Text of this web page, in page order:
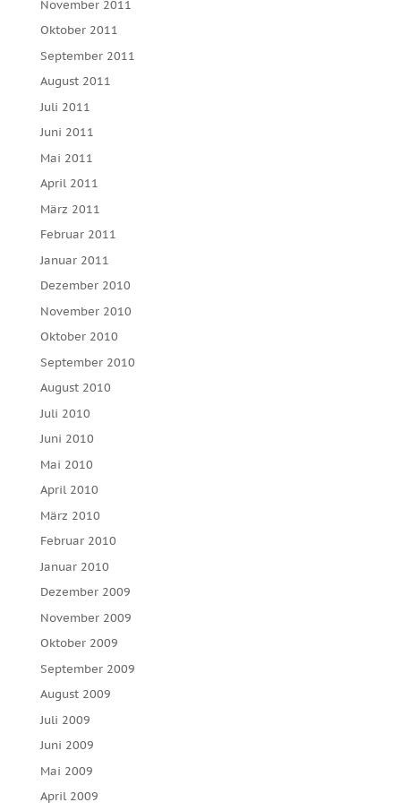
November 2011
Oktober 2011
September 2011
August 2011
Juli 2011
Juni 2011
Mai 2011
April 2011
März 2011
Februar 2011
Januar 2011
Dezember 2010
November 2010
Oktober 2010
September 2010
August 2010
Juli 2010
Juni 2010
Mai 2010
April 2010
März 2010
Februar 2010
Januar 2010
Dezember 2009
November 2009
Oktober 2009
September 2009
August 2009
Juli 2009
Juni 2009
Mai 2009
April 2009